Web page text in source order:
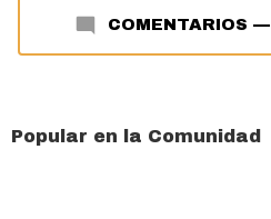
COMENTARIOS —
Popular en la Comunidad